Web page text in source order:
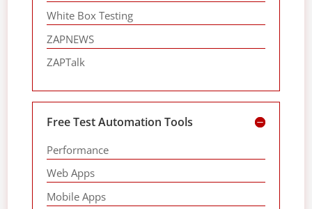
White Box Testing
ZAPNEWS
ZAPTalk
Free Test Automation Tools
Performance
Web Apps
Mobile Apps